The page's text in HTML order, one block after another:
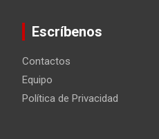
Escríbenos
Contactos
Equipo
Política de Privacidad